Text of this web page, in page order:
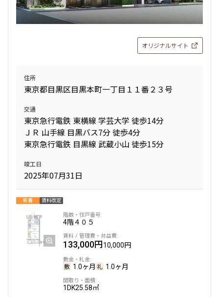
オリジナルサイト
住所
東京都目黒区目黒本町一丁目１１番２３号
交通
東京急行電鉄 東横線 学芸大学 徒歩14分
ＪＲ 山手線 目黒バス7分 徒歩4分
東京急行電鉄 目黒線 武蔵小山 徒歩15分
竣工日
2025年07月31日
新着 賃料改定
4階４０５
133,000円10,000円
1.0ヶ月 1.0ヶ月
1DK25.58㎡